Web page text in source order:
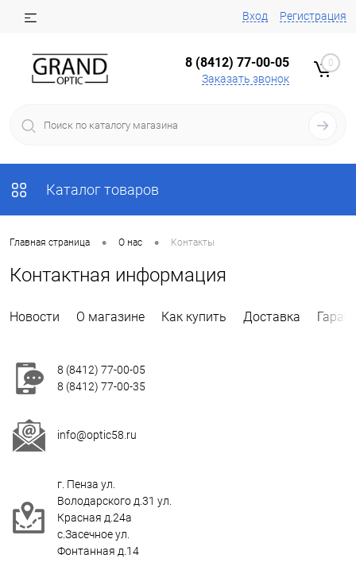
Вход Регистрация
8 (8412) 77-00-05
Заказать звонок
0
Каталог товаров
Главная страница • О нас • Контакты
Контактная информация
Новости О магазине Как купить Доставка
8 (8412) 77-00-05
8 (8412) 77-00-35
info@optic58.ru
г. Пенза ул.
Володарского д.31 ул.
Красная д.24а
с.Засечное ул.
Фонтанная д.14